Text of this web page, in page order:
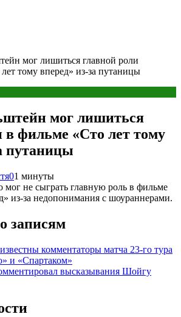
мог лишиться главной роли
тому вперед» из-за путаницы
мог лишиться
в фильме «Сто лет тому
путаницы
01 минуты
мог не сыграть главную роль в фильме
из-за недопонимания с шоураннерами.
записям
комментаторы матча 23‑го тура
и «Спартаком»
высказывания Шойгу